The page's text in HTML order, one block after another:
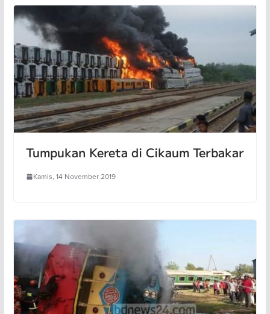
Tumpukan Kereta di Cikaum Terbakar
Kamis, 14 November 2019